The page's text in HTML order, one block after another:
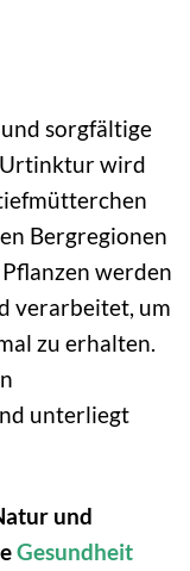
sorgfältige
wird
Bergregionen
werden
verarbeitet, um
zu erhalten.
unterliegt
und
Gesundheit